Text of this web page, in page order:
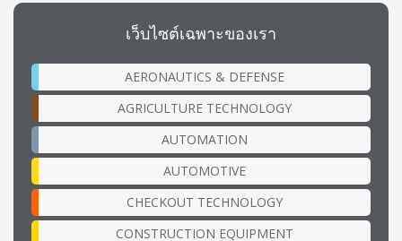
เว็บไซต์เฉพาะของเรา
AERONAUTICS & DEFENSE
AGRICULTURE TECHNOLOGY
AUTOMATION
AUTOMOTIVE
CHECKOUT TECHNOLOGY
CONSTRUCTION EQUIPMENT